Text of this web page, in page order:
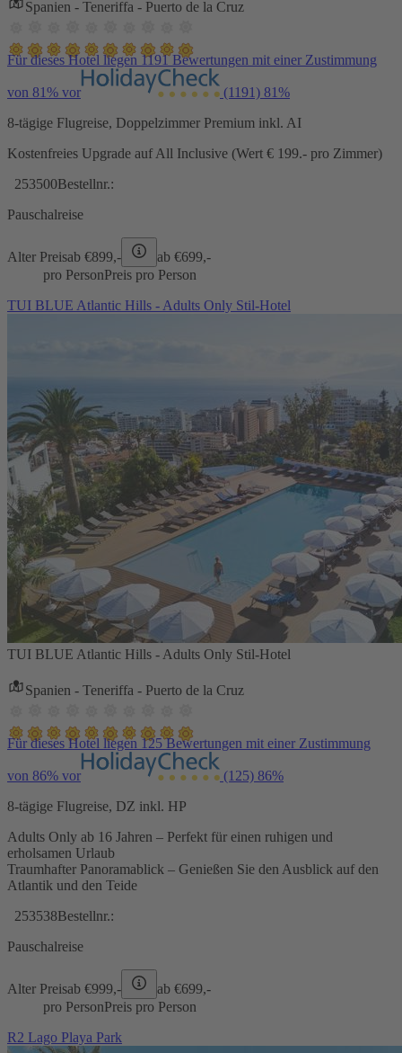
Spanien - Teneriffa - Puerto de la Cruz
Für dieses Hotel liegen 1191 Bewertungen mit einer Zustimmung
von 81% vor (1191) 81%
8-tägige Flugreise, Doppelzimmer Premium inkl. AI
Kostenfreies Upgrade auf All Inclusive (Wert € 199.- pro Zimmer)
253500Bestellnr.:
Pauschalreise
Alter Preisab €899,- ab €699,-
pro PersonPreis pro Person
TUI BLUE Atlantic Hills - Adults Only Stil-Hotel
TUI BLUE Atlantic Hills - Adults Only Stil-Hotel
Spanien - Teneriffa - Puerto de la Cruz
Für dieses Hotel liegen 125 Bewertungen mit einer Zustimmung
von 86% vor (125) 86%
8-tägige Flugreise, DZ inkl. HP
Adults Only ab 16 Jahren – Perfekt für einen ruhigen und
erholsamen Urlaub
Traumhafter Panoramablick – Genießen Sie den Ausblick auf den
Atlantik und den Teide
253538Bestellnr.:
Pauschalreise
Alter Preisab €999,- ab €699,-
pro PersonPreis pro Person
R2 Lago Playa Park